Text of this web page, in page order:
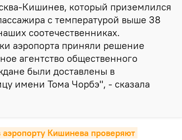
Кишинев, который приземлился
с температурой выше 38
соотечественниках.
аэропорта приняли решение
агентство общественного
были доставлены в
имени Тома Чорбэ", - сказала
аэропорту Кишинева проверяют